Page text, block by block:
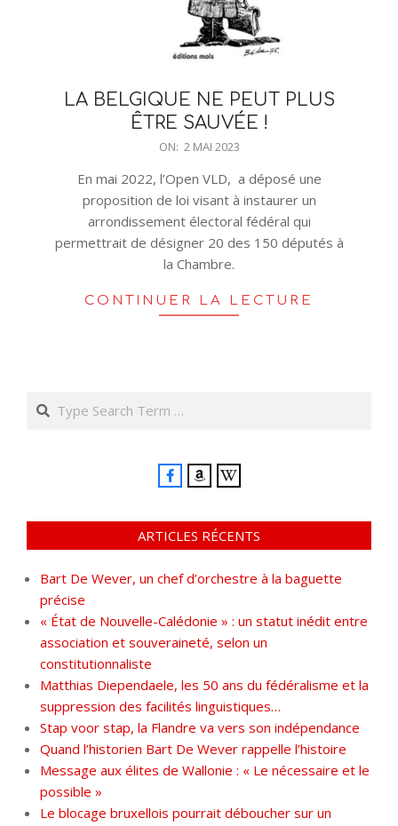
LA BELGIQUE NE PEUT PLUS
ÊTRE SAUVÉE !
ON: 2 MAI 2023
En mai 2022, l’Open VLD, a déposé une
proposition de loi visant à instaurer un
arrondissement électoral fédéral qui
permettrait de désigner 20 des 150 députés à
la Chambre.
CONTINUER LA LECTURE
Search
ARTICLES RÉCENTS
Bart De Wever, un chef d’orchestre à la baguette
précise
« État de Nouvelle-Calédonie » : un statut inédit entre
association et souveraineté, selon un
constitutionnaliste
Matthias Diependaele, les 50 ans du fédéralisme et la
suppression des facilités linguistiques…
Stap voor stap, la Flandre va vers son indépendance
Quand l’historien Bart De Wever rappelle l’histoire
Message aux élites de Wallonie : « Le nécessaire et le
possible »
Le blocage bruxellois pourrait déboucher sur un